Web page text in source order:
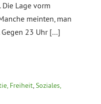
Lage vorm
meinten, man
23 Uhr […]
Freiheit,Soziales,